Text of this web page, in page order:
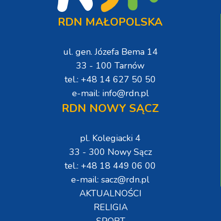
RDN MAŁOPOLSKA
ul. gen. Józefa Bema 14
33 - 100 Tarnów
tel.: +48 14 627 50 50
e-mail: info@rdn.pl
RDN NOWY SĄCZ
pl. Kolegiacki 4
33 - 300 Nowy Sącz
tel.: +48 18 449 06 00
e-mail: sacz@rdn.pl
AKTUALNOŚCI
RELIGIA